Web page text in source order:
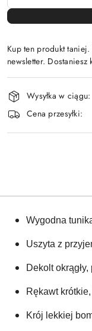
Kup ten produkt
newsletter. Dostaniesz
Dostępność
i
dostawa
Wysyłka w ciągu:
Cena przesyłki:
Wygodna
Uszyta z
Dekolt
Rękawt
Krój lekkiej